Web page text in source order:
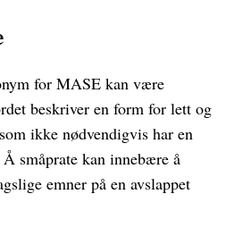
for MASE kan være
beskriver en form for lett og
ikke nødvendigvis har en
småprate kan innebære å
emner på en avslappet